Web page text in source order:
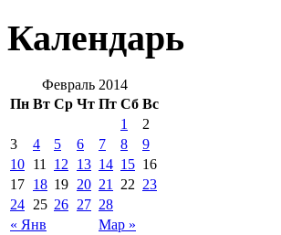
Календарь
Февраль 2014
Пн Вт Ср Чт Пт Сб Вс
« Янв Мар »
1
2
3
4 5 6 7 8
9
10 11 12 13 14 15 16
17 18 19 20 21 22 23
24 25 26 27 28